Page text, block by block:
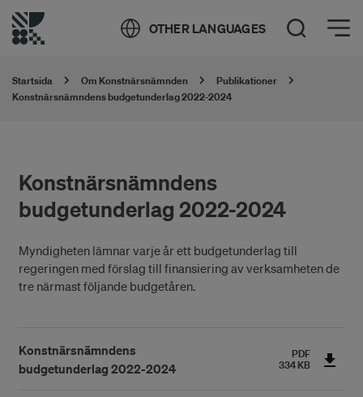
OTHER LANGUAGES Öppna sök
Öppna meny
Startsida Om Konstnärsnämnden
Publikationer
Konstnärsnämndens budgetunderlag 2022-2024
Konstnärsnämndens
budgetunderlag 2022-2024
Myndigheten lämnar varje år ett budgetunderlag till
regeringen med förslag till finansiering av verksamheten de
tre närmast följande budgetåren.
Konstnärsnämndens
budgetunderlag 2022-2024
PDF
334KB